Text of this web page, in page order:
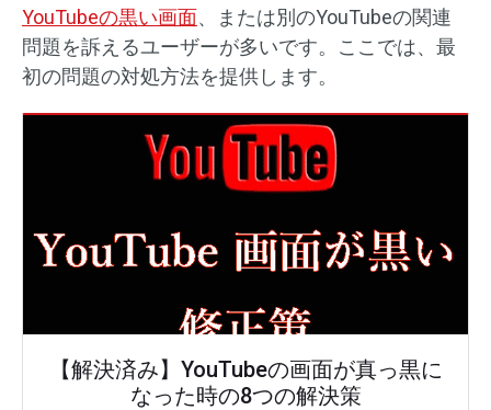
YouTubeの黒い画面、または別のYouTubeの関連
問題を訴えるユーザーが多いです。ここでは、最
初の問題の対処方法を提供します。
【解決済み】YouTubeの画面が真っ黒に
なった時の8つの解決策